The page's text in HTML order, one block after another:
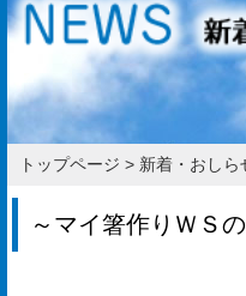
トップページ > 新着・おしら
～マイ箸作りＷＳ